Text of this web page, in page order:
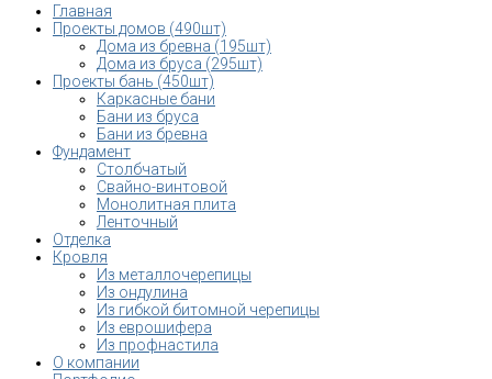
Главная
Проекты домов (490шт)
Дома из бревна (195шт)
Дома из бруса (295шт)
Проекты бань (450шт)
Каркасные бани
Бани из бруса
Бани из бревна
Фундамент
Столбчатый
Свайно-винтовой
Монолитная плита
Ленточный
Отделка
Кровля
Из металлочерепицы
Из ондулина
Из гибкой битомной черепицы
Из еврошифера
Из профнастила
О компании